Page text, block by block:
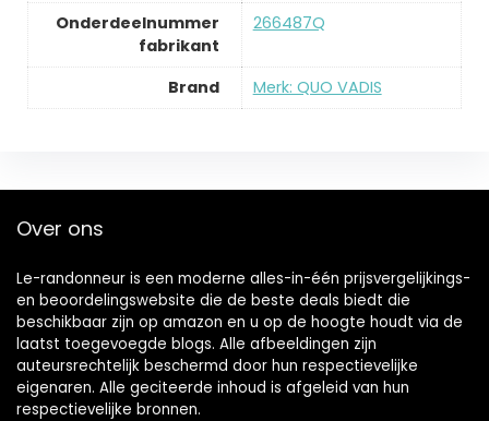
Onderdeelnummer
fabrikant
‎266487Q
Brand Merk: QUO VADIS
Over ons
Le-randonneur is een moderne alles-in-één prijsvergelijkings-
en beoordelingswebsite die de beste deals biedt die
beschikbaar zijn op amazon en u op de hoogte houdt via de
laatst toegevoegde blogs. Alle afbeeldingen zijn
auteursrechtelijk beschermd door hun respectievelijke
eigenaren. Alle geciteerde inhoud is afgeleid van hun
respectievelijke bronnen.